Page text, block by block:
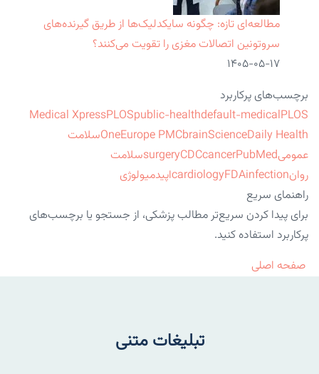
مطالعه‌ای تازه: چگونه سایکدلیک‌ها از طریق گیرنده‌های
سروتونین اتصالات مغزی را تقویت می‌کنند؟
۱۴۰۵-۰۵-۱۷
برچسب‌های پرکاربرد
Medical XpressPLOSpublic-healthdefault-medicalPLOS
OneEurope PMCbrainScienceDaily Health
سلامت
عمومی
surgeryCDCcancerPubMed
سلامت
روان
cardiologyFDAinfection
اپیدمیولوژی
راهنمای سریع
برای پیدا کردن سریع‌تر مطالب پزشکی، از جستجو یا برچسب‌های
پرکاربرد استفاده کنید.
صفحه اصلی
تبلیغات متنی